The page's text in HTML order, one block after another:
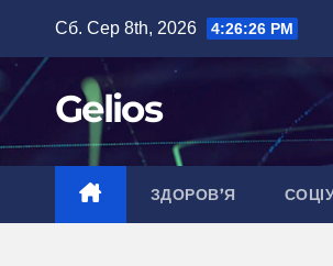
вмісту
Сб. Сер 8th, 2026 4:26:27 PM
Gelios
ЗДОРОВ’Я